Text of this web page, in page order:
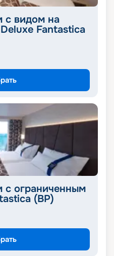
с видом на
Fantastica
с ограниченным
(BP)